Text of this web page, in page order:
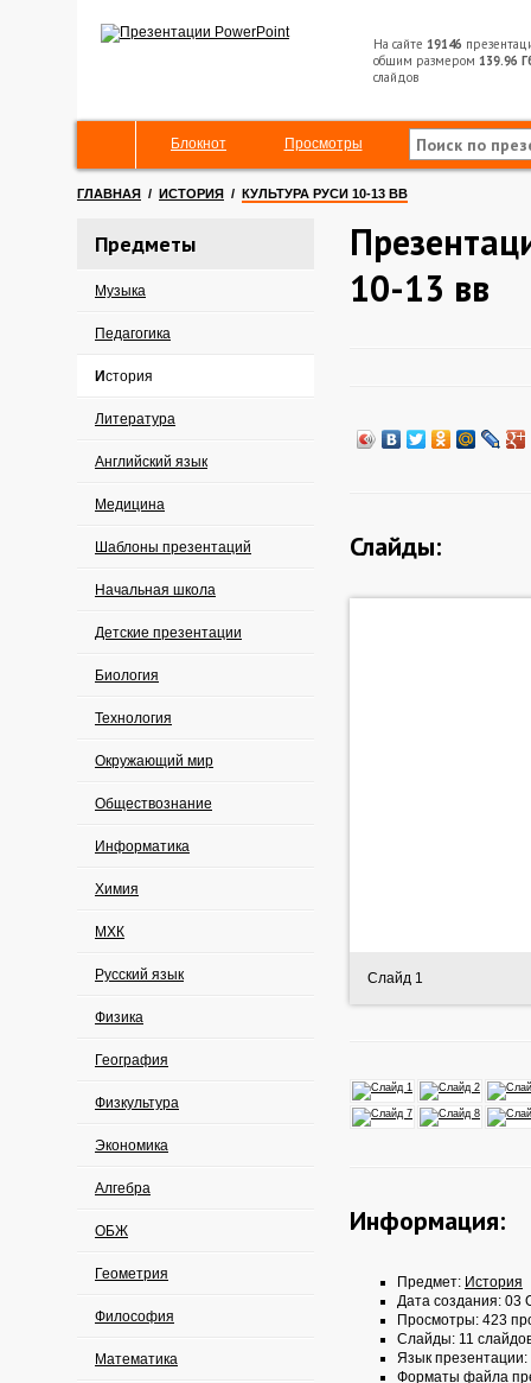
На сайте 19146
общим размером 139.96
слайдов
Блокнот Просмотры
ГЛАВНАЯ / ИСТОРИЯ / КУЛЬТУРА РУСИ 10-13 ВВ
Предметы
Музыка
Педагогика
История
Литература
Английский язык
Медицина
Шаблоны презентаций
Начальная школа
Детские презентации
Биология
Технология
Окружающий мир
Обществознание
Информатика
Химия
МХК
Русский язык
Физика
География
Физкультура
Экономика
Алгебра
ОБЖ
Геометрия
Философия
Математика
10-13 вв
Слайды:
Слайд 1
Информация:
Предмет: История
Дата создания: 03
Просмотры: 423
Слайды: 11
Язык презентации:
Форматы файла